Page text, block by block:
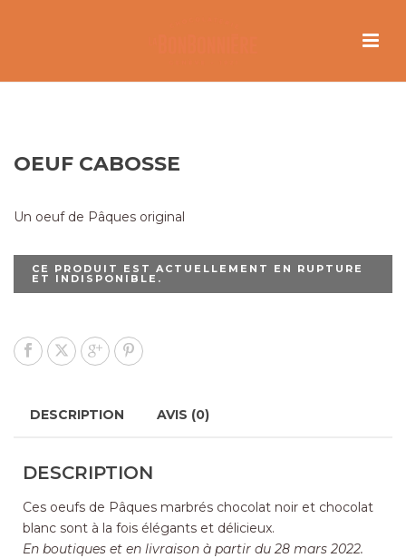
OEUF CABOSSE
Un oeuf de Pâques original
CE PRODUIT EST ACTUELLEMENT EN RUPTURE
ET INDISPONIBLE.
DESCRIPTION AVIS (0)
DESCRIPTION
Ces oeufs de Pâques marbrés chocolat noir et chocolat
blanc sont à la fois élégants et délicieux.
En boutiques et en livraison à partir du 28 mars 2022.